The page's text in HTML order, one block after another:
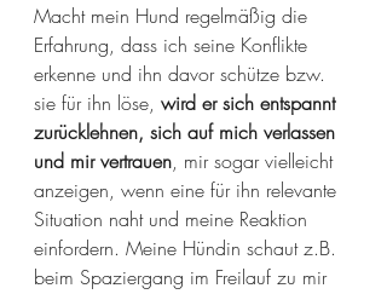
Macht mein Hund regelmäßig die
Erfahrung, dass ich seine Konflikte
erkenne und ihn davor schütze bzw.
sie für ihn löse, wird er sich entspannt
zurücklehnen, sich auf mich verlassen
und mir vertrauen, mir sogar vielleicht
anzeigen, wenn eine für ihn relevante
Situation naht und meine Reaktion
einfordern. Meine Hündin schaut z.B.
beim Spaziergang im Freilauf zu mir